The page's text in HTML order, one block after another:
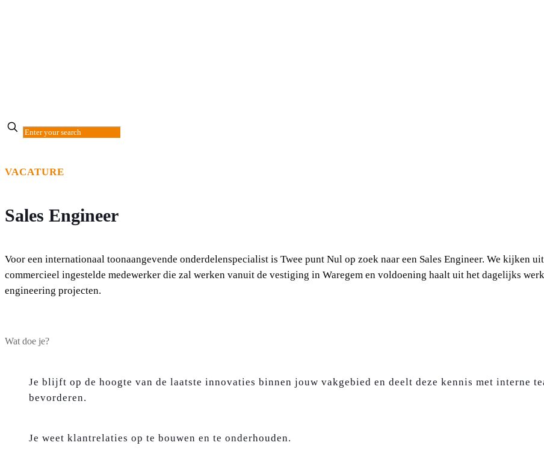
VACATURE
Sales Engineer
Voor een internationaal toonaangevende onderdelenspecialist is Twee punt Nul op zoek naar een Sales Engineer. We kijken
commercieel ingestelde medewerker die zal werken vanuit de vestiging in Waregem en voldoening haalt uit het dagelijks
engineering projecten.
Wat doe je?
Je blijft op de hoogte van de laatste innovaties binnen jouw vakgebied en deelt deze kennis met interne
bevorderen.
Je weet klantrelaties op te bouwen en te onderhouden.